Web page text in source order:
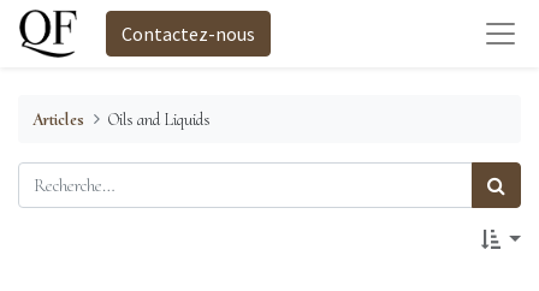
Contactez-nous
Articles Oils and Liquids